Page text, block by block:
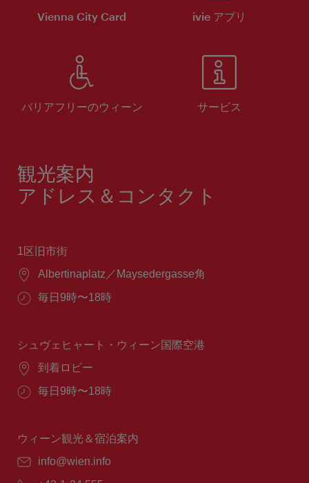
Vienna City Card ivie アプリ
バリアフリーのウィーン サービス
観光案内
アドレス＆コンタクト
1区旧市街
場
Albertinaplatz／Maysedergasse角
営
間：
毎日9時〜18時
シュヴェヒャート・ウィーン国際空港
場
到着ロビー
営
間：
毎日9時〜18時
ウィーン観光＆宿泊案内
E
info@wien.info